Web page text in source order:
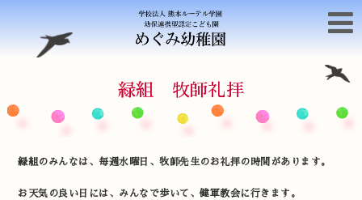
緑組 牧師礼拝
緑組のみんなは、毎週水曜日、牧師先生のお礼拝の時間があります。
お天気の良い日には、みんなで歩いて、健軍教会に行きます。